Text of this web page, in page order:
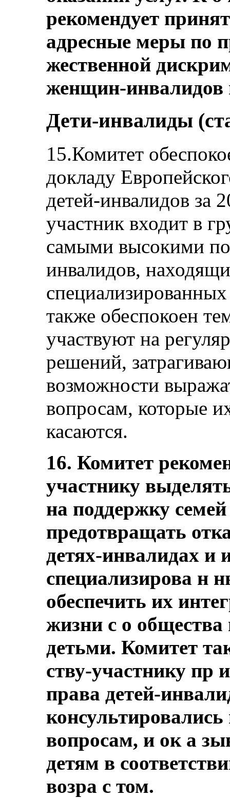
рекомендует
адресные меры по
жественной
женщин-инвалидов
Дети-инвалиды
15.Комитет
докладу
детей-инвалидов за
участник входит в
самыми высокими
инвалидов,
также обеспокоен
участвуют на
решений,
возможности
вопросам, которые
касаются.
16. Комитет
участнику
на поддержку
предотвращать
детях-инвалидах и
специализирова н
обеспечить их
жизни с о
детьми. Комитет
ству-участнику пр
права детей-
вопросам, и ок а
детям в
возра с том.